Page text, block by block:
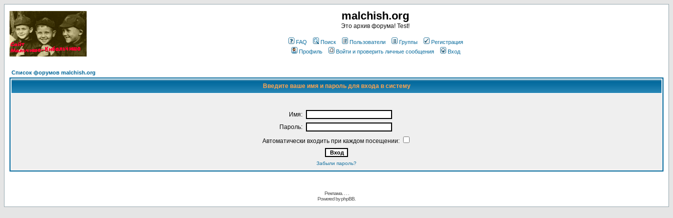
malchish.org
Это архив форума! Test!
FAQ Поиск Пользователи Группы
Регистрация
Профиль
Войти и проверить личные сообщения Вход
Список форумов malchish.org
Введите ваше имя и пароль для входа в систему
Имя:
Пароль:
Автоматически входить при каждом посещении:
Забыли пароль?
Реклама. . .
Powered byphpBB.